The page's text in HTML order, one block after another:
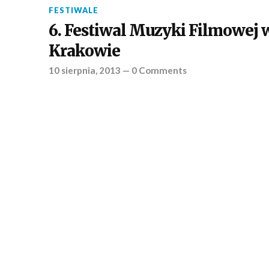
FESTIWALE
6. Festiwal Muzyki Filmowej
Krakowie
10 sierpnia, 2013 — 0 Comments